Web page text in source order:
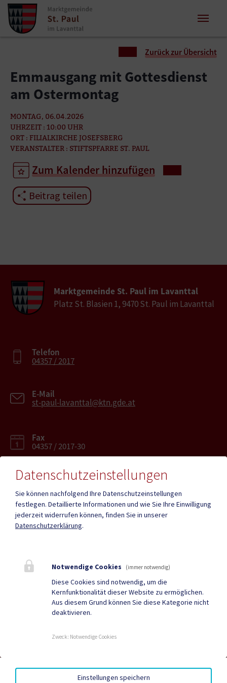
Zum Inhalt springen
Zum Seitenende springen
Zurück zur Übersicht
Emmausgang mit Gottesdienst
am Ostermontag
MONTAG, 06.04.2026
UHRZEIT : 10:00 UHR
ORT : FILIALKIRCHE JOSEFSBERG
VERANSTALTER : STIFTSPFARRE ST. PAUL
Zum Kalender hinzufügen
Beitrag teilen
Marktgemeinde St. Paul im Lavanttal
Platz St. Blasien 1, 9470 St. Paul im Lavanttal
Telefon
04357 / 2017
E-Mail
st-paul-lavanttal@ktn.gde.at
Fax
04357 / 2017-30
Mehr
Geko digital Gemeinde-
Infopoint St. Paul
Duale Zustellung
Gemeindenachrichten
AMTSSIGNATUR|BARRIEREFREIHEIT|DATENSCHUTZ|
Datenschutzeinstellungen
Sie können nachfolgend Ihre Datenschutzeinstellungen
festlegen. Detaillierte Informationen und wie Sie Ihre Einwilligung
jederzeit widerrufen können, finden Sie in unserer
Datenschutzerklärung.
Notwendige Cookies (immer notwendig)
Diese Cookies sind notwendig, um die
Kernfunktionalität dieser Website zu ermöglichen.
Aus diesem Grund können Sie diese Kategorie nicht
deaktivieren.
Zweck: Notwendige Cookies
Einstellungen speichern